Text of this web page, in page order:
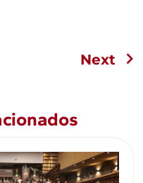
Next